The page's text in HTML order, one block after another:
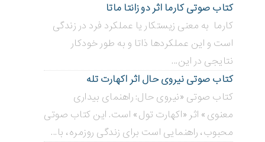
کتاب صوتی کارما اثر دو زانتا ماتا
کارما به معنی زیستکار یا عملکرد فرد در زندگی
است و این عملکردها ذاتا و به طور خودکار
نتایجی در این...
کتاب صوتی نیروی حال اثر اکهارت تله
کتاب صوتی «نیروی حال: راهنمای بیداری
معنوی» اثر «اکهارت تول» است. این کتاب صوتی
محبوب، راهنمایی است برای زندگی روزمره، با...